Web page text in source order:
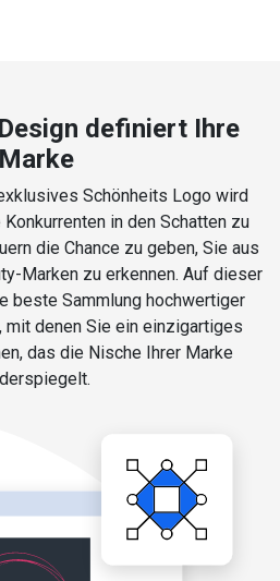
definiert Ihre
Marke
Schönheits Logo wird
Konkurrenten in den Schatten zu
die Chance zu geben, Sie aus
Marken zu erkennen. Auf dieser
beste Sammlung hochwertiger
mit denen Sie ein einzigartiges
das die Nische Ihrer Marke